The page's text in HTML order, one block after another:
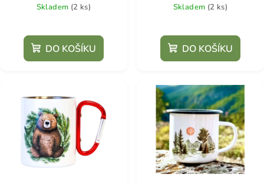
Skladem (2 ks)
DO KOŠÍKU
Skladem (2 ks)
DO KOŠÍKU